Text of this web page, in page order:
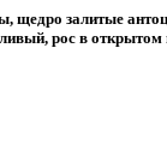
щедро залитые
рос в